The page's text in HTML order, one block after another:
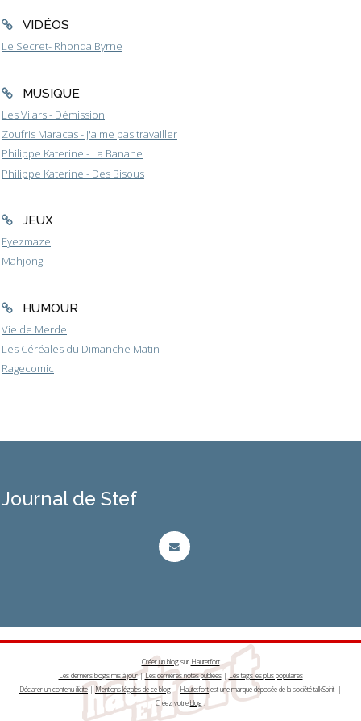
VIDÉOS
Le Secret- Rhonda Byrne
MUSIQUE
Les Vilars - Démission
Zoufris Maracas - J'aime pas travailler
Philippe Katerine - La Banane
Philippe Katerine - Des Bisous
JEUX
Eyezmaze
Mahjong
HUMOUR
Vie de Merde
Les Céréales du Dimanche Matin
Ragecomic
Journal de Stef
Créer un blogsur Hautetfort
Les derniers blogs mis à jour|Les dernières notes publiées| Les tags les plus populaires
Déclarer un contenu illicite| Mentions légales de ce blog |Hautetfortest une marque déposée de la société talkSpirit |
Créez votreblog!